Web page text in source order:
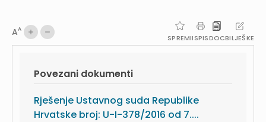
AA
SPREMIISPISDOCBILJEŠKE
Povezani dokumenti
Rješenje Ustavnog suda Republike
Hrvatske broj: U-I-378/2016 od 7....